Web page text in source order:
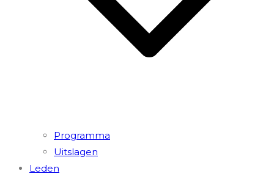
Programma
Uitslagen
Leden